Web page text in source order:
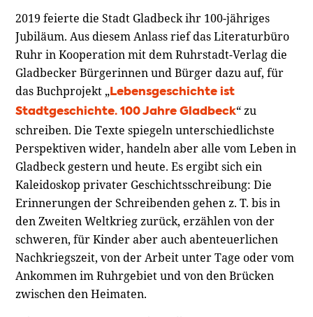
2019 feierte die Stadt Gladbeck ihr 100-jähriges
Jubiläum. Aus diesem Anlass rief das Literaturbüro
Ruhr in Kooperation mit dem Ruhrstadt-Verlag die
Gladbecker Bürgerinnen und Bürger dazu auf, für
das Buchprojekt „ Lebensgeschichte ist
Stadtgeschichte. 100 Jahre Gladbeck“ zu
schreiben. Die Texte spiegeln unterschiedlichste
Perspektiven wider, handeln aber alle vom Leben in
Gladbeck gestern und heute. Es ergibt sich ein
Kaleidoskop privater Geschichtsschreibung: Die
Erinnerungen der Schreibenden gehen z. T. bis in
den Zweiten Weltkrieg zurück, erzählen von der
schweren, für Kinder aber auch abenteuerlichen
Nachkriegszeit, von der Arbeit unter Tage oder vom
Ankommen im Ruhrgebiet und von den Brücken
zwischen den Heimaten.